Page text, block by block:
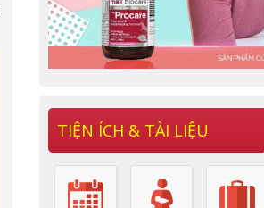
TIỆN ÍCH & TÀI LIỆU